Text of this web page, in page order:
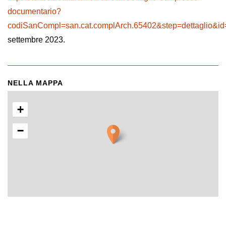
documentario?
settembre 2023.
NELLA MAPPA
+
−